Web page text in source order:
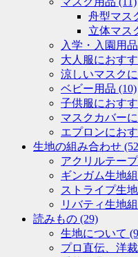
舟型マス
立体マス
入学・入園用品
大人服におす
涼しいマスク
ベビー用品 (10)
子供服におす
マスクカバー
エプロンにお
生地の組み合わせ
アクリルテー
ギンガム生地
ストライプ生
リバティ生地
読みもの (29)
生地について
プロ直伝、洋